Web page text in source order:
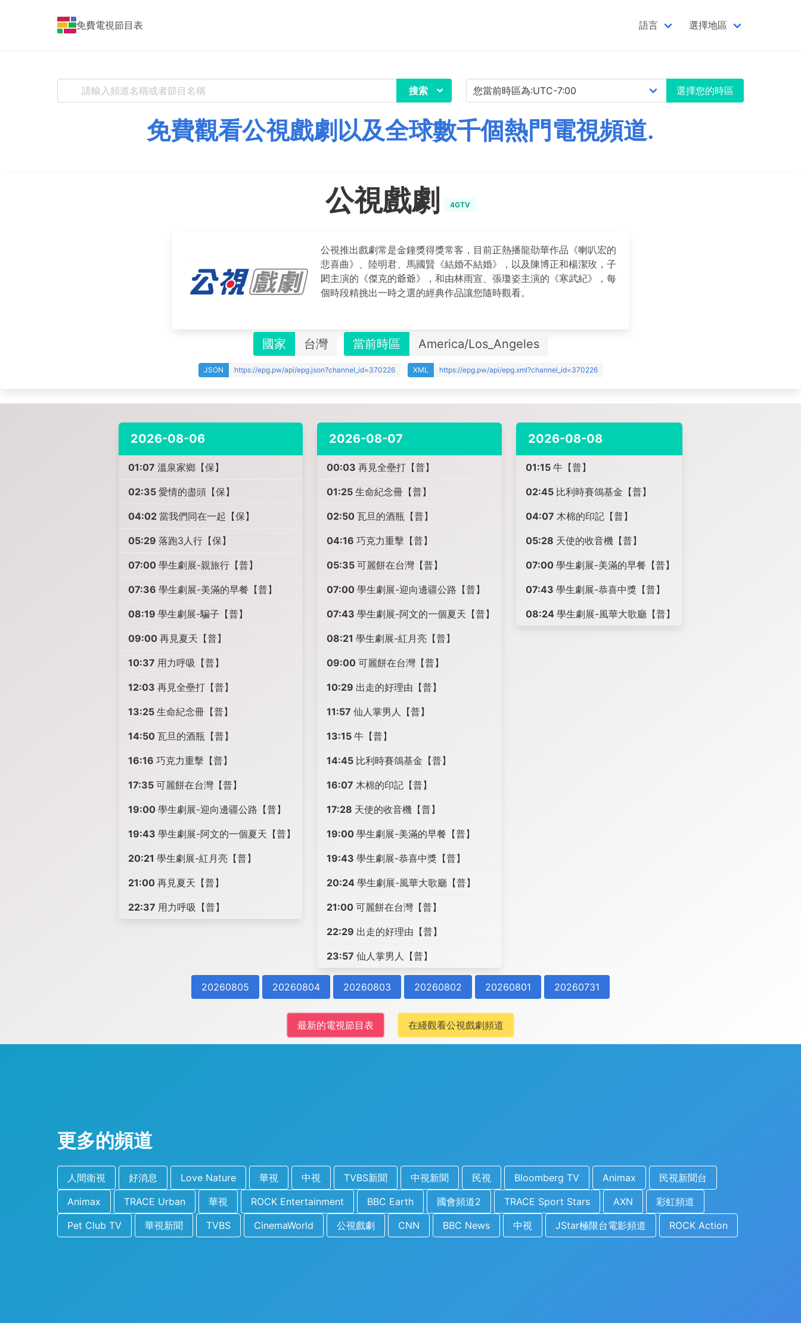
免費電視節目表 語言 選擇地區
搜索 選擇您的時區
免費觀看公視戲劇以及全球數千個熱門電視頻道.
公視戲劇 4GTV
公視推出戲劇常是金鐘獎得獎常客，目前正熱播龍劭華作品《喇叭宏的
悲喜曲》、陸明君、馬國賢《結婚不結婚》，以及陳博正和楊潔玫，子
閎主演的《傑克的爺爺》，和由林雨宣、張瓊姿主演的《寒武紀》，每
個時段精挑出一時之選的經典作品讓您隨時觀看。
國家 台灣 當前時區 America/Los_Angeles
JSON https://epg.pw/api/epg.json?channel_id=370226 XML https://epg.pw/api/epg.xml?channel_id=370226
2026-08-06
01:07 溫泉家鄉【保】
02:35 愛情的盡頭【保】
04:02 當我們同在一起【保】
05:29 落跑3人行【保】
07:00 學生劇展-親旅行【普】
07:36 學生劇展-美滿的早餐【普】
08:19 學生劇展-騙子【普】
09:00 再見夏天【普】
10:37 用力呼吸【普】
12:03 再見全壘打【普】
13:25 生命紀念冊【普】
14:50 瓦旦的酒瓶【普】
16:16 巧克力重擊【普】
17:35 可麗餅在台灣【普】
19:00 學生劇展-迎向邊疆公路【普】
19:43 學生劇展-阿文的一個夏天【普】
20:21 學生劇展-紅月亮【普】
21:00 再見夏天【普】
22:37 用力呼吸【普】
2026-08-07
00:03 再見全壘打【普】
01:25 生命紀念冊【普】
02:50 瓦旦的酒瓶【普】
04:16 巧克力重擊【普】
05:35 可麗餅在台灣【普】
07:00 學生劇展-迎向邊疆公路【普】
07:43 學生劇展-阿文的一個夏天【普】
08:21 學生劇展-紅月亮【普】
09:00 可麗餅在台灣【普】
10:29 出走的好理由【普】
11:57 仙人掌男人【普】
13:15 牛【普】
14:45 比利時賽鴿基金【普】
16:07 木棉的印記【普】
17:28 天使的收音機【普】
19:00 學生劇展-美滿的早餐【普】
19:43 學生劇展-恭喜中獎【普】
20:24 學生劇展-風華大歌廳【普】
21:00 可麗餅在台灣【普】
22:29 出走的好理由【普】
23:57 仙人掌男人【普】
2026-08-08
01:15 牛【普】
02:45 比利時賽鴿基金【普】
04:07 木棉的印記【普】
05:28 天使的收音機【普】
07:00 學生劇展-美滿的早餐【普】
07:43 學生劇展-恭喜中獎【普】
08:24 學生劇展-風華大歌廳【普】
20260805 20260804 20260803 20260802 20260801 20260731
最新的電視節目表 在綫觀看公視戲劇頻道
更多的頻道
人間衛視 好消息 Love Nature 華視 中視 TVBS新聞 中視新聞 民視 Bloomberg TV Animax
民視新聞台
Animax
TRACE Urban 華視 ROCK Entertainment BBC Earth 國會頻道2 TRACE Sport Stars AXN
彩虹頻道
Pet Club TV
華視新聞 TVBS CinemaWorld 公視戲劇 CNN BBC News 中視 JStar極限台電影頻道 ROCK Action